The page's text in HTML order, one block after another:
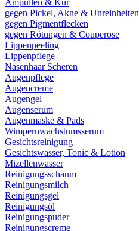
Ampullen & Kur
gegen Pickel, Akne & Unreinheiten
gegen Pigmentflecken
gegen Rötungen & Couperose
Lippenpeeling
Lippenpflege
Nasenhaar Scheren
Augenpflege
Augencreme
Augengel
Augenserum
Augenmaske & Pads
Wimpernwachstumsserum
Gesichtsreinigung
Gesichtswasser, Tonic & Lotion
Mizellenwasser
Reinigungsschaum
Reinigungsmilch
Reinigungsgel
Reinigungsöl
Reinigungspuder
Reinigungscreme